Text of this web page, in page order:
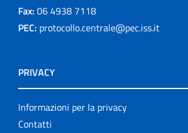
Fax: 06 4938 7118
PEC: protocollo.centrale@pec.iss.it
PRIVACY
Informazioni per la privacy
Contatti